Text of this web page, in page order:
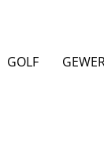
GOLF